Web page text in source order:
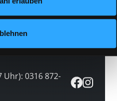
Uhr): 0316 872-